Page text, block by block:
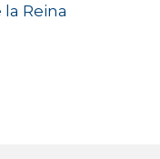
Reina